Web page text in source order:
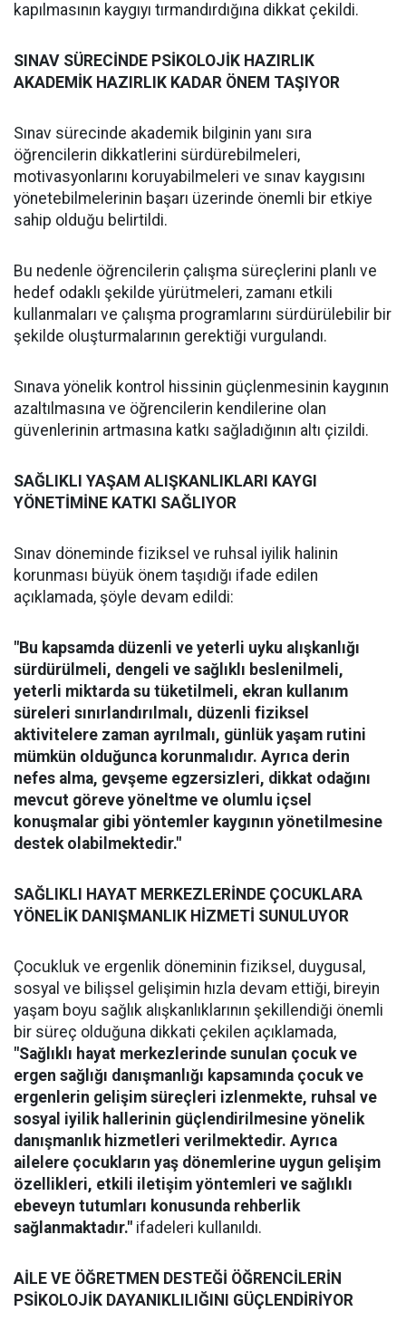
kapılmasının kaygıyı tırmandırdığına dikkat çekildi.
SINAV SÜRECİNDE PSİKOLOJİK HAZIRLIK
AKADEMİK HAZIRLIK KADAR ÖNEM TAŞIYOR
Sınav sürecinde akademik bilginin yanı sıra
öğrencilerin dikkatlerini sürdürebilmeleri,
motivasyonlarını koruyabilmeleri ve sınav kaygısını
yönetebilmelerinin başarı üzerinde önemli bir etkiye
sahip olduğu belirtildi.
Bu nedenle öğrencilerin çalışma süreçlerini planlı ve
hedef odaklı şekilde yürütmeleri, zamanı etkili
kullanmaları ve çalışma programlarını sürdürülebilir bir
şekilde oluşturmalarının gerektiği vurgulandı.
Sınava yönelik kontrol hissinin güçlenmesinin kaygının
azaltılmasına ve öğrencilerin kendilerine olan
güvenlerinin artmasına katkı sağladığının altı çizildi.
SAĞLIKLI YAŞAM ALIŞKANLIKLARI KAYGI
YÖNETİMİNE KATKI SAĞLIYOR
Sınav döneminde fiziksel ve ruhsal iyilik halinin
korunması büyük önem taşıdığı ifade edilen
açıklamada, şöyle devam edildi:
"Bu kapsamda düzenli ve yeterli uyku alışkanlığı
sürdürülmeli, dengeli ve sağlıklı beslenilmeli,
yeterli miktarda su tüketilmeli, ekran kullanım
süreleri sınırlandırılmalı, düzenli fiziksel
aktivitelere zaman ayrılmalı, günlük yaşam rutini
mümkün olduğunca korunmalıdır. Ayrıca derin
nefes alma, gevşeme egzersizleri, dikkat odağını
mevcut göreve yöneltme ve olumlu içsel
konuşmalar gibi yöntemler kaygının yönetilmesine
destek olabilmektedir."
SAĞLIKLI HAYAT MERKEZLERİNDE ÇOCUKLARA
YÖNELİK DANIŞMANLIK HİZMETİ SUNULUYOR
Çocukluk ve ergenlik döneminin fiziksel, duygusal,
sosyal ve bilişsel gelişimin hızla devam ettiği, bireyin
yaşam boyu sağlık alışkanlıklarının şekillendiği önemli
bir süreç olduğuna dikkati çekilen açıklamada,
"Sağlıklı hayat merkezlerinde sunulan çocuk ve
ergen sağlığı danışmanlığı kapsamında çocuk ve
ergenlerin gelişim süreçleri izlenmekte, ruhsal ve
sosyal iyilik hallerinin güçlendirilmesine yönelik
danışmanlık hizmetleri verilmektedir. Ayrıca
ailelere çocukların yaş dönemlerine uygun gelişim
özellikleri, etkili iletişim yöntemleri ve sağlıklı
ebeveyn tutumları konusunda rehberlik
sağlanmaktadır." ifadeleri kullanıldı.
AİLE VE ÖĞRETMEN DESTEĞİ ÖĞRENCİLERİN
PSİKOLOJİK DAYANIKLILIĞINI GÜÇLENDİRİYOR